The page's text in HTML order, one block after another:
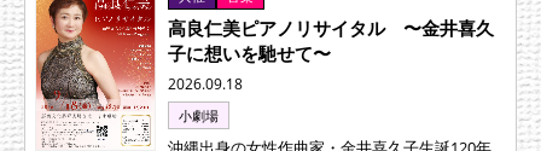
高良仁美ピアノリサイタル 〜金井喜久
子に想いを馳せて〜
2026.09.18
小劇場